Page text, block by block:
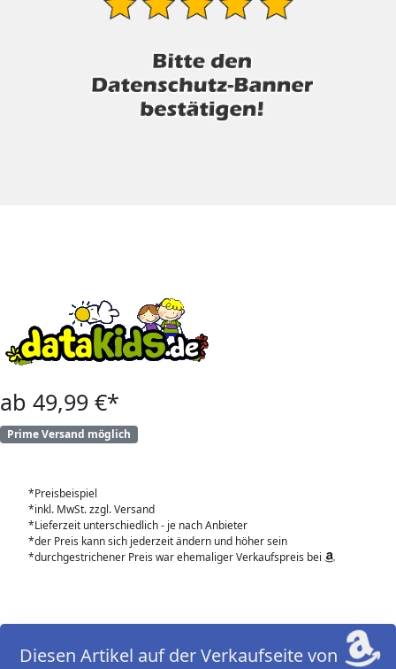
ab 49,99 €*
Prime Versand möglich
*Preisbeispiel
*inkl. MwSt. zzgl. Versand
*Lieferzeit unterschiedlich - je nach Anbieter
*der Preis kann sich jederzeit ändern und höher sein
*durchgestrichener Preis war ehemaliger Verkaufspreis bei
Diesen Artikel auf der Verkaufseite von